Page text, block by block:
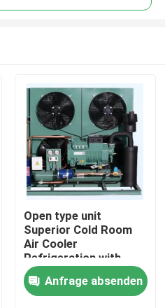
Open type unit
Superior Cold Room
Air Cooler
Refrigeration with
Bitzer Compressor
Comprehensive
Product Line for Wide
Anfrage absenden